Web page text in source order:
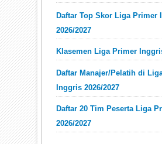
Daftar Top Skor Liga Primer
2026/2027
Klasemen Liga Primer
Daftar Manajer/Pelatih di
Inggris 2026/2027
Daftar 20 Tim Peserta Liga
2026/2027